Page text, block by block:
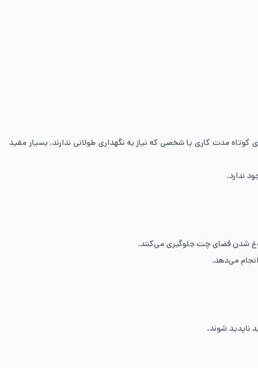
مدت کاری یا شخصی که نیاز به نگهداری طولانی‌ ندارند، بسیار مفید
ندارد.
شدن فضای چت جلوگیری می‌کنند.
می‌دهد.
ناپدید شوند.